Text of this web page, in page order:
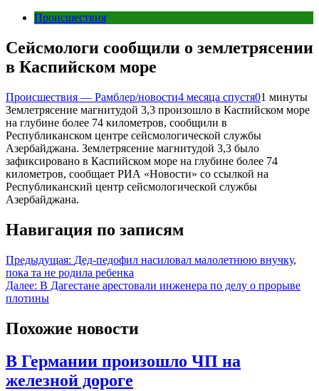
Происшествия
Сейсмологи сообщили о землетрясении
в Каспийском море
Происшествия — Рамблер/новости4 месяца спустя01 минуты
Землетрясение магнитудой 3,3 произошло в Каспийском море
на глубине более 74 километров, сообщили в
Республиканском центре сейсмологической службы
Азербайджана. Землетрясение магнитудой 3,3 было
зафиксировано в Каспийском море на глубине более 74
километров, сообщает РИА «Новости» со ссылкой на
Республиканский центр сейсмологической службы
Азербайджана.
Навигация по записям
Предыдущая: Дед-педофил насиловал малолетнюю внучку,
пока та не родила ребенка
Далее: В Дагестане арестовали инженера по делу о прорыве
плотины
Похожие новости
В Германии произошло ЧП на
железной дороге